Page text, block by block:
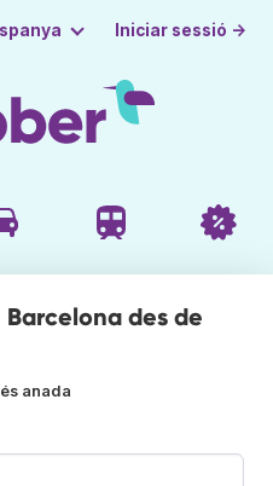
Iniciar sessió →
des de
anada